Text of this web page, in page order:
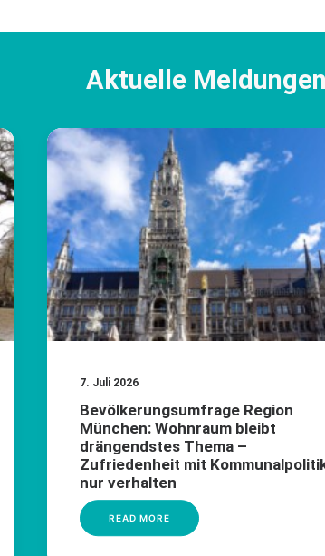
Aktuelle Meldungen
7. Juli 2026
Bevölkerungsumfrage Region
München: Wohnraum bleibt
drängendstes Thema –
Zufriedenheit mit
nur verhalten
READ MORE